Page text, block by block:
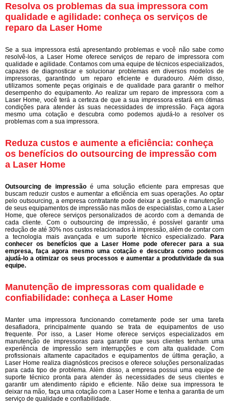
Resolva os problemas da sua impressora com
qualidade e agilidade: conheça os serviços de
reparo da Laser Home
Se a sua impressora está apresentando problemas e você não sabe como
resolvê-los, a Laser Home oferece serviços de reparo de impressora com
qualidade e agilidade. Contamos com uma equipe de técnicos especializados,
capazes de diagnosticar e solucionar problemas em diversos modelos de
impressoras, garantindo um reparo eficiente e duradouro. Além disso,
utilizamos somente peças originais e de qualidade para garantir o melhor
desempenho do equipamento. Ao realizar um reparo de impressora com a
Laser Home, você terá a certeza de que a sua impressora estará em ótimas
condições para atender às suas necessidades de impressão. Faça agora
mesmo uma cotação e descubra como podemos ajudá-lo a resolver os
problemas com a sua impressora.
Reduza custos e aumente a eficiência: conheça
os benefícios do outsourcing de impressão com
a Laser Home
Outsourcing de impressão é uma solução eficiente para empresas que
buscam reduzir custos e aumentar a eficiência em suas operações. Ao optar
pelo outsourcing, a empresa contratante pode deixar a gestão e manutenção
de seus equipamentos de impressão nas mãos de especialistas, como a Laser
Home, que oferece serviços personalizados de acordo com a demanda de
cada cliente. Com o outsourcing de impressão, é possível garantir uma
redução de até 30% nos custos relacionados à impressão, além de contar com
a tecnologia mais avançada e um suporte técnico especializado. Para
conhecer os benefícios que a Laser Home pode oferecer para a sua
empresa, faça agora mesmo uma cotação e descubra como podemos
ajudá-lo a otimizar os seus processos e aumentar a produtividade da sua
equipe.
Manutenção de impressoras com qualidade e
confiabilidade: conheça a Laser Home
Manter uma impressora funcionando corretamente pode ser uma tarefa
desafiadora, principalmente quando se trata de equipamentos de uso
frequente. Por isso, a Laser Home oferece serviços especializados em
manutenção de impressoras para garantir que seus clientes tenham uma
experiência de impressão sem interrupções e com alta qualidade. Com
profissionais altamente capacitados e equipamentos de última geração, a
Laser Home realiza diagnósticos precisos e oferece soluções personalizadas
para cada tipo de problema. Além disso, a empresa possui uma equipe de
suporte técnico pronta para atender às necessidades de seus clientes e
garantir um atendimento rápido e eficiente. Não deixe sua impressora te
deixar na mão, faça uma cotação com a Laser Home e tenha a garantia de um
serviço de qualidade e confiabilidade.